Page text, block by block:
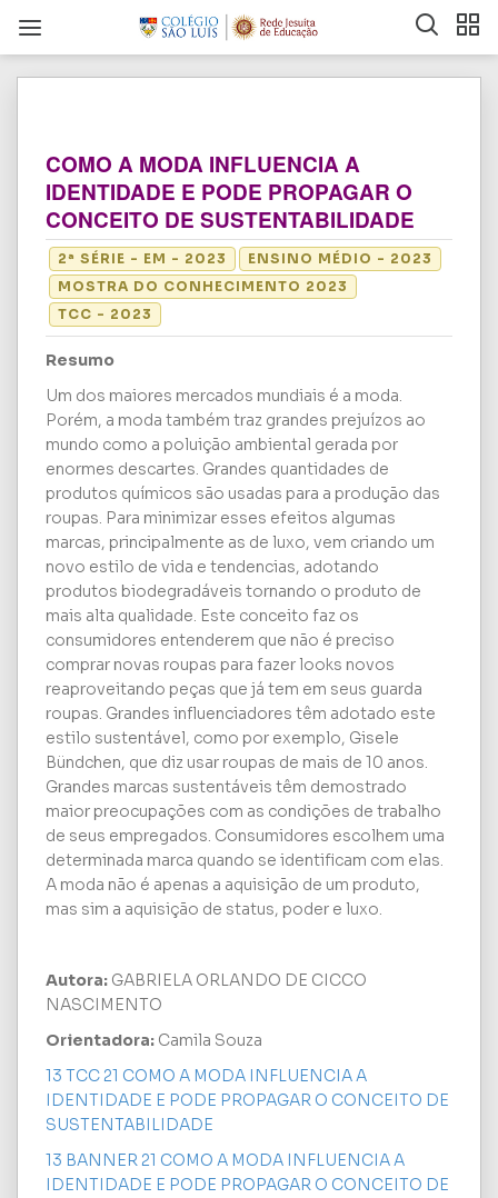
COMO A MODA INFLUENCIA A
IDENTIDADE E PODE PROPAGAR O
CONCEITO DE SUSTENTABILIDADE
2ª SÉRIE - EM - 2023
ENSINO MÉDIO - 2023
MOSTRA DO CONHECIMENTO 2023
TCC - 2023
Resumo
Um dos maiores mercados mundiais é a moda.
Porém, a moda também traz grandes prejuízos ao
mundo como a poluição ambiental gerada por
enormes descartes. Grandes quantidades de
produtos químicos são usadas para a produção das
roupas. Para minimizar esses efeitos algumas
marcas, principalmente as de luxo, vem criando um
novo estilo de vida e tendencias, adotando
produtos biodegradáveis tornando o produto de
mais alta qualidade. Este conceito faz os
consumidores entenderem que não é preciso
comprar novas roupas para fazer looks novos
reaproveitando peças que já tem em seus guarda
roupas. Grandes influenciadores têm adotado este
estilo sustentável, como por exemplo, Gisele
Bündchen, que diz usar roupas de mais de 10 anos.
Grandes marcas sustentáveis têm demostrado
maior preocupações com as condições de trabalho
de seus empregados. Consumidores escolhem uma
determinada marca quando se identificam com elas.
A moda não é apenas a aquisição de um produto,
mas sim a aquisição de status, poder e luxo.
Autora: GABRIELA ORLANDO DE CICCO
NASCIMENTO
Orientadora: Camila Souza
13 TCC 21 COMO A MODA INFLUENCIA A
IDENTIDADE E PODE PROPAGAR O CONCEITO DE
SUSTENTABILIDADE
13 BANNER 21 COMO A MODA INFLUENCIA A
IDENTIDADE E PODE PROPAGAR O CONCEITO DE